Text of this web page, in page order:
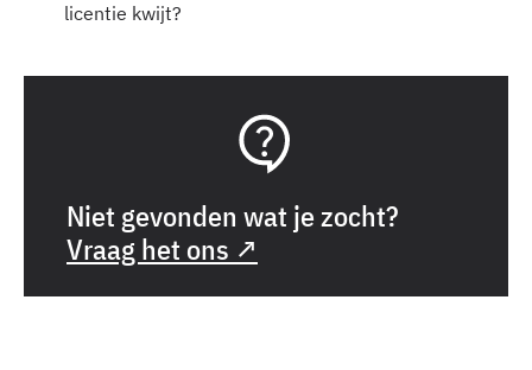
licentie kwijt?
Niet gevonden wat je zocht?
Vraag het ons ↗